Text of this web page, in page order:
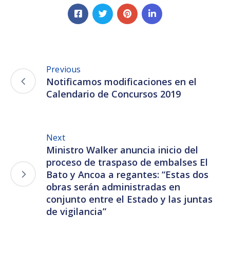
Previous
Notificamos modificaciones en el
Calendario de Concursos 2019
Next
Ministro Walker anuncia inicio del
proceso de traspaso de embalses El
Bato y Ancoa a regantes: “Estas dos
obras serán administradas en
conjunto entre el Estado y las juntas
de vigilancia”